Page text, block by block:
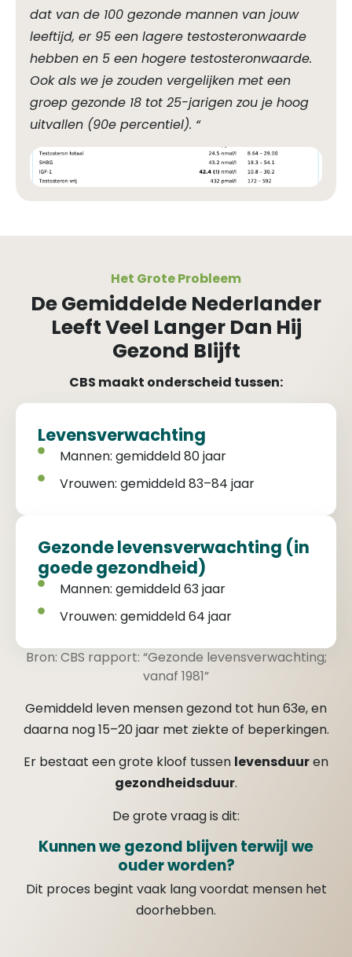
dat van de 100 gezonde mannen van jouw
leeftijd, er 95 een lagere testosteronwaarde
hebben en 5 een hogere testosteronwaarde.
Ook als we je zouden vergelijken met een
groep gezonde 18 tot 25-jarigen zou je hoog
uitvallen (90e percentiel). “
Het Grote Probleem
De Gemiddelde Nederlander
Leeft Veel Langer Dan Hij
Gezond Blijft
CBS maakt onderscheid tussen:
Levensverwachting
Mannen: gemiddeld 80 jaar
Vrouwen: gemiddeld 83–84 jaar
Gezonde levensverwachting (in
goede gezondheid)
Mannen: gemiddeld 63 jaar
Vrouwen: gemiddeld 64 jaar
Bron: CBS rapport: “Gezonde levensverwachting;
vanaf 1981”
Gemiddeld leven mensen gezond tot hun 63e, en
daarna nog 15–20 jaar met ziekte of beperkingen.
Er bestaat een grote kloof tussen levensduuren
gezondheidsduur.
De grote vraag is dit:
Kunnen we gezond blijven terwijl we
ouder worden?
Dit proces begint vaak lang voordat mensen het
doorhebben.